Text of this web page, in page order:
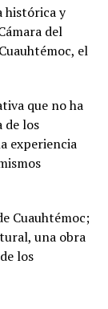
histórica y
del
el
que no ha
de los
experiencia
Cuauhtémoc;
una obra
los